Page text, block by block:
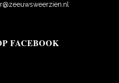
FACEBOOK